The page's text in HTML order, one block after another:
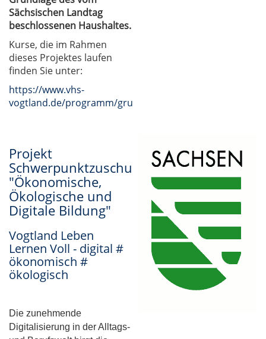
Sächsischen Landtag
beschlossenen Haushaltes.
Kurse, die im Rahmen
dieses Projektes laufen
finden Sie unter:
https://www.vhs-
vogtland.de/programm/grundbildung/#inhalt
Projekt
Schwerpunktzuschuss
"Ökonomische,
Ökologische und
Digitale Bildung"
Vogtland Leben
Lernen Voll - digital #
ökonomisch #
ökologisch
Die zunehmende
Digitalisierung in der Alltags-